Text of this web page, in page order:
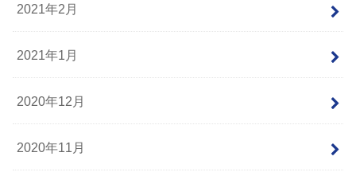
2021年2月
2021年1月
2020年12月
2020年11月